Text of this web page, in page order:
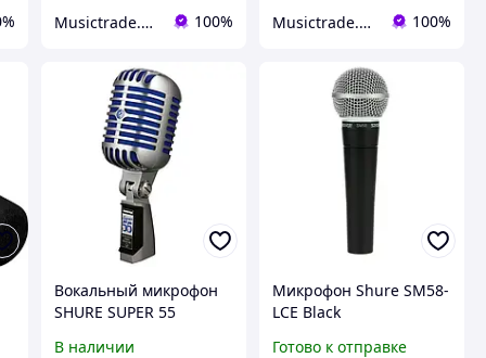
Musictrade.pro 100% Musictrade.pro 100%
Вокальный микрофон
SHURE SUPER 55
В наличии
Микрофон Shure SM58-
LCE Black
Готово к отправке